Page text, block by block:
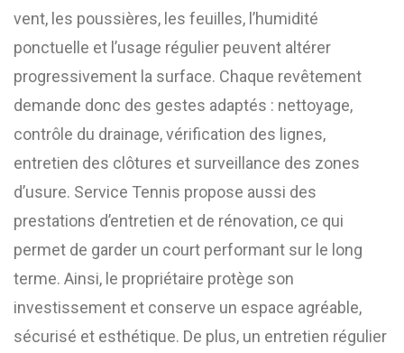
vent, les poussières, les feuilles, l’humidité
ponctuelle et l’usage régulier peuvent altérer
progressivement la surface. Chaque revêtement
demande donc des gestes adaptés : nettoyage,
contrôle du drainage, vérification des lignes,
entretien des clôtures et surveillance des zones
d’usure. Service Tennis propose aussi des
prestations d’entretien et de rénovation, ce qui
permet de garder un court performant sur le long
terme. Ainsi, le propriétaire protège son
investissement et conserve un espace agréable,
sécurisé et esthétique. De plus, un entretien régulier